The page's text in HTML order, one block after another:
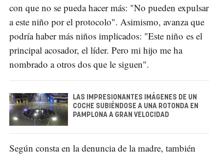
con que no se pueda hacer más: "No pueden expulsar
a este niño por el protocolo". Asimismo, avanza que
podría haber más niños implicados: "Este niño es el
principal acosador, el líder. Pero mi hijo me ha
nombrado a otros dos que le siguen".
LAS IMPRESIONANTES IMÁGENES DE UN
COCHE SUBIÉNDOSE A UNA ROTONDA EN
PAMPLONA A GRAN VELOCIDAD
Según consta en la denuncia de la madre, también